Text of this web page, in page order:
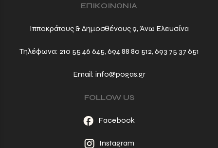
ΕΠΙΚΟΙΝΩΝΙΑ
Ιπποκράτους & Δημοσθένους 9, Άνω Ελευσίνα
Τηλέφωνα: 210 55 46 645, 694 88 80 512, 693 75 37 651
Email: info@pogas.gr
FOLLOW US
Facebook
Instagram